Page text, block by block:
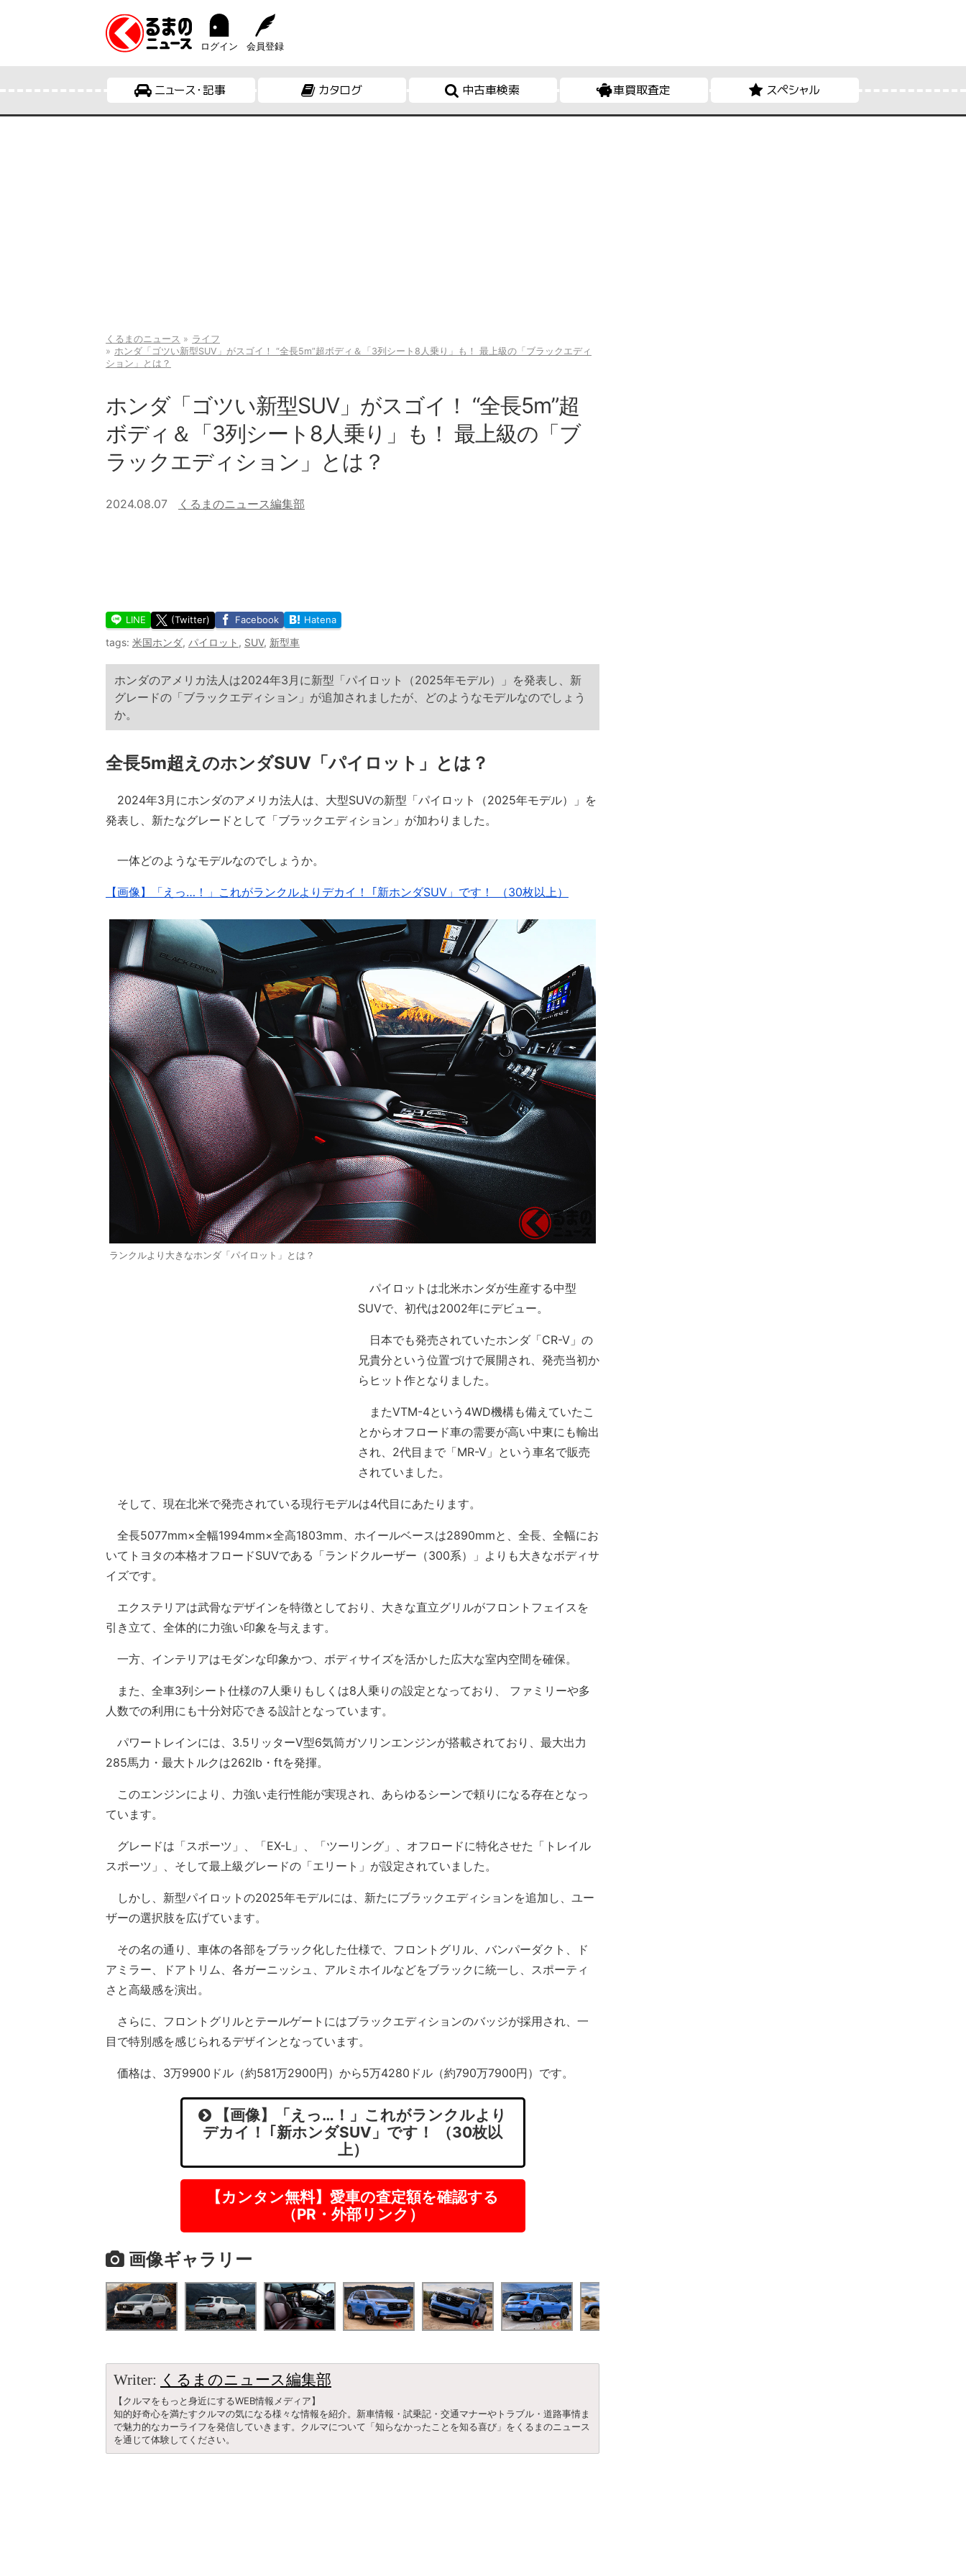
ログイン 会員登録
ニュース・記事 カタログ 中古車検索 車買取査定 スペシャル
くるまのニュース
ライフ
ホンダ「ゴツい新型SUV」がスゴイ！ “全長5m”超ボディ＆「3列シート8人乗り」も！ 最上級の「ブラックエディ
ション」とは？
ホンダ「ゴツい新型SUV」がスゴイ！ “全長5m”超
ボディ＆「3列シート8人乗り」も！ 最上級の「ブ
ラックエディション」とは？
2024.08.07 くるまのニュース編集部
LINE (Twitter) Facebook Hatena
tags: 米国ホンダ, パイロット , SUV, 新型車
ホンダのアメリカ法人は2024年3月に新型「パイロット（2025年モデル）」を発表し、新
グレードの「ブラックエディション」が追加されましたが、どのようなモデルなのでしょう
か。
全長5m超えのホンダSUV「パイロット」とは？
2024年3月にホンダのアメリカ法人は、大型SUVの新型「パイロット（2025年モデル）」を
発表し、新たなグレードとして「ブラックエディション」が加わりました。
一体どのようなモデルなのでしょうか。
【画像】「えっ…！」これがランクルよりデカイ！ ｢新ホンダSUV」です！ （30枚以上）
ランクルより大きなホンダ「パイロット」とは？
パイロットは北米ホンダが生産する中型
SUVで、初代は2002年にデビュー。
日本でも発売されていたホンダ「CR-V」の
兄貴分という位置づけで展開され、発売当初か
らヒット作となりました。
またVTM-4という4WD機構も備えていたこ
とからオフロード車の需要が高い中東にも輸出
され、2代目まで「MR-V」という車名で販売
されていました。
そして、現在北米で発売されている現行モデルは4代目にあたります。
全長5077mm×全幅1994mm×全高1803mm、ホイールベースは2890mmと、全長、全幅にお
いてトヨタの本格オフロードSUVである「ランドクルーザー（300系）」よりも大きなボディサ
イズです。
エクステリアは武骨なデザインを特徴としており、大きな直立グリルがフロントフェイスを
引き立て、全体的に力強い印象を与えます。
一方、インテリアはモダンな印象かつ、ボディサイズを活かした広大な室内空間を確保。
また、全車3列シート仕様の7人乗りもしくは8人乗りの設定となっており、 ファミリーや多
人数での利用にも十分対応できる設計となっています。
パワートレインには、3.5リッターV型6気筒ガソリンエンジンが搭載されており、最大出力
285馬力・最大トルクは262lb・ftを発揮。
このエンジンにより、力強い走行性能が実現され、あらゆるシーンで頼りになる存在となっ
ています。
グレードは「スポーツ」、「EX-L」、「ツーリング」、オフロードに特化させた「トレイル
スポーツ」、そして最上級グレードの「エリート」が設定されていました。
しかし、新型パイロットの2025年モデルには、新たにブラックエディションを追加し、ユー
ザーの選択肢を広げています。
その名の通り、車体の各部をブラック化した仕様で、フロントグリル、バンパーダクト、ド
アミラー、ドアトリム、各ガーニッシュ、アルミホイルなどをブラックに統一し、スポーティ
さと高級感を演出。
さらに、フロントグリルとテールゲートにはブラックエディションのバッジが採用され、一
目で特別感を感じられるデザインとなっています。
価格は、3万9900ドル（約581万2900円）から5万4280ドル（約790万7900円）です。
【画像】「えっ…！」これがランクルより
デカイ！ ｢新ホンダSUV」です！ （30枚以
上）
【カンタン無料】愛車の査定額を確認する
（PR・外部リンク）
画像ギャラリー
Writer: くるまのニュース編集部
【クルマをもっと身近にするWEB情報メディア】
知的好奇心を満たすクルマの気になる様々な情報を紹介。新車情報・試乗記・交通マナーやトラブル・道路事情ま
で魅力的なカーライフを発信していきます。クルマについて「知らなかったことを知る喜び」をくるまのニュース
を通じて体験してください。